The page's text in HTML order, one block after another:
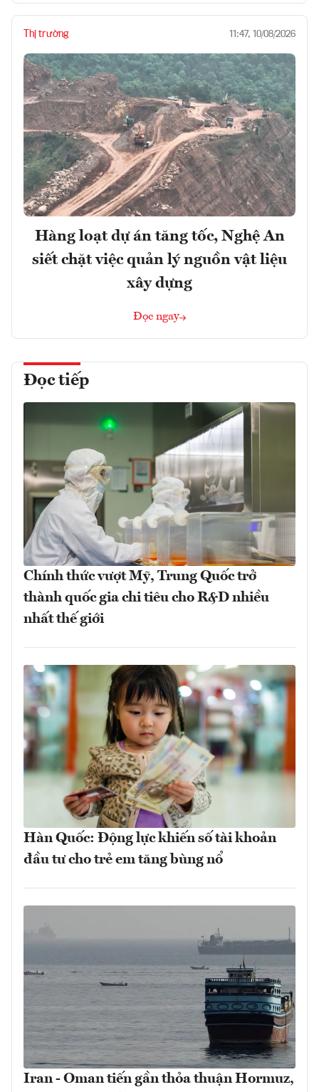
Thị trường 11:47, 10/08/2026
Hàng loạt dự án tăng tốc, Nghệ An
siết chặt việc quản lý nguồn vật liệu
xây dựng
Đọc ngay
Đọc tiếp
Chính thức vượt Mỹ, Trung Quốc trở
thành quốc gia chi tiêu cho R&D nhiều
nhất thế giới
Hàn Quốc: Động lực khiến số tài khoản
đầu tư cho trẻ em tăng bùng nổ
Iran - Oman tiến gần thỏa thuận Hormuz,